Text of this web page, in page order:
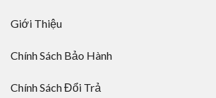
Giới Thiệu
Chính Sách Bảo Hành
Chính Sách Đổi Trả